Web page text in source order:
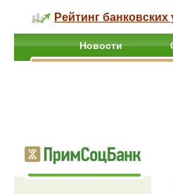
Рейтинг банковских
Новости